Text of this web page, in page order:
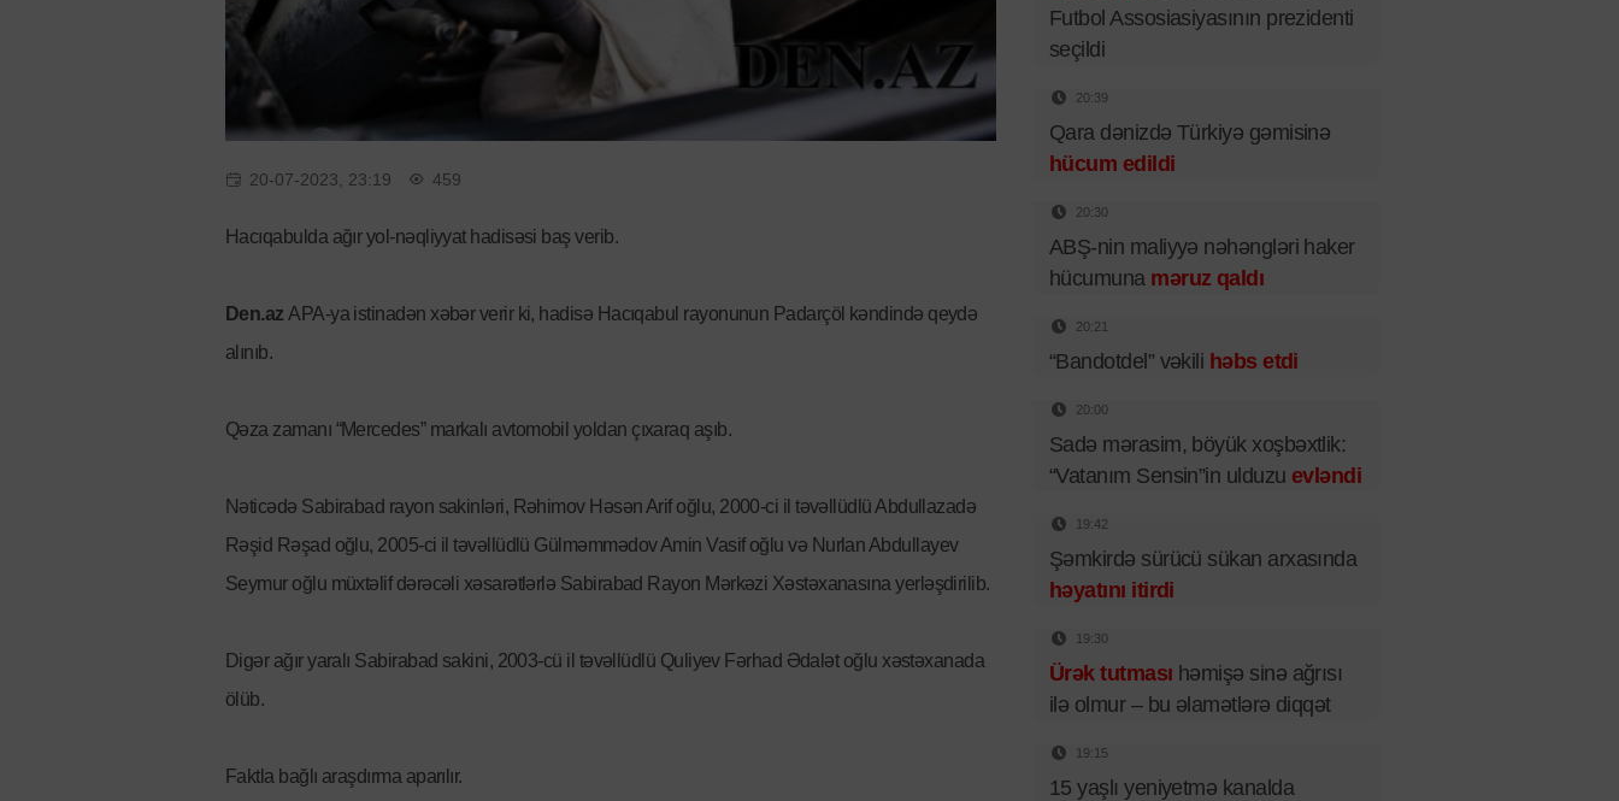
20-07-2023, 23:19 459
Hacıqabulda ağır yol-nəqliyyat hadisəsi baş verib.
Den.az APA-ya istinadən xəbər verir ki, hadisə Hacıqabul rayonunun Padarçöl kəndində qeydə
alınıb.
Qəza zamanı “Mercedes” markalı avtomobil yoldan çıxaraq aşıb.
Nəticədə Sabirabad rayon sakinləri, Rəhimov Həsən Arif oğlu, 2000-ci il təvəllüdlü Abdullazadə
Rəşid Rəşad oğlu, 2005-ci il təvəllüdlü Gülməmmədov Amin Vasif oğlu və Nurlan Abdullayev
Seymur oğlu müxtəlif dərəcəli xəsarətlərlə Sabirabad Rayon Mərkəzi Xəstəxanasına yerləşdirilib.
Digər ağır yaralı Sabirabad sakini, 2003-cü il təvəllüdlü Quliyev Fərhad Ədalət oğlu xəstəxanada
ölüb.
Faktla bağlı araşdırma aparılır.
Futbol Assosiasiyasının prezidenti
seçildi
20:39
Qara dənizdə Türkiyə gəmisinə
hücum edildi
20:30
ABŞ-nin maliyyə nəhəngləri haker
hücumuna məruz qaldı
20:21
“Bandotdel” vəkili həbs etdi
20:00
Sadə mərasim, böyük xoşbəxtlik:
“Vatanım Sensin”in ulduzu evləndi
19:42
Şəmkirdə sürücü sükan arxasında
həyatını itirdi
19:30
Ürək tutması həmişə sinə ağrısı
ilə olmur – bu əlamətlərə diqqət
19:15
15 yaşlı yeniyetmə kanalda